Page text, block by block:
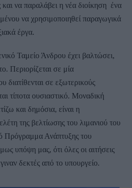
και να παραλάβει η νέα διοίκηση ένα
να χρησιμοποιηθεί παραγωγικά
έργα.
Ταμείο Άνδρου έχει βαλτώσει,
Περιορίζεται σε μία
σε εξωτερικούς
τίποτα ουσιαστικό. Μοναδική
και δημόσια, είναι η
της βελτίωσης του λιμανιού του
Πρόγραμμα Ανάπτυξης του
υπόψη μας, ότι όλες οι αιτήσεις
δεκτές από το υπουργείο.